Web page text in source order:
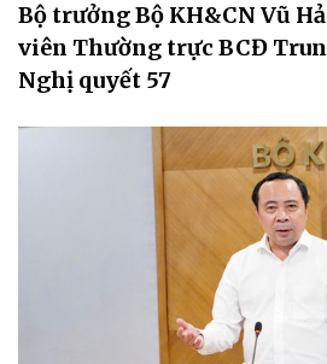
Bộ trưởng Bộ KH&CN Vũ
viên Thường trực BCĐ
Nghị quyết 57